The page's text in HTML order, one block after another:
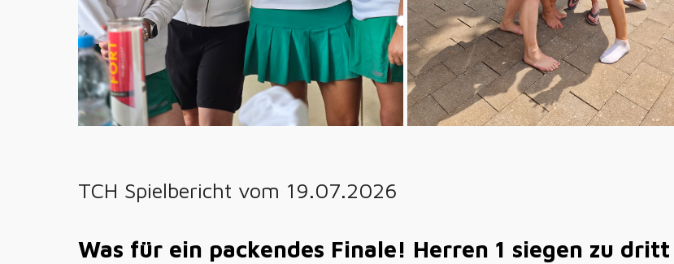
TCH Spielbericht vom 19.07.2026
Was für ein packendes Finale! Herren 1 siegen zu